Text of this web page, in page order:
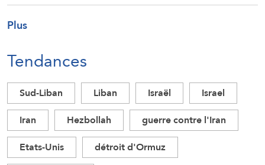
Plus
Tendances
Sud-Liban Liban Israël
Israel
Iran
Hezbollah
guerre contre l'Iran
Etats-Unis
détroit d'Ormuz